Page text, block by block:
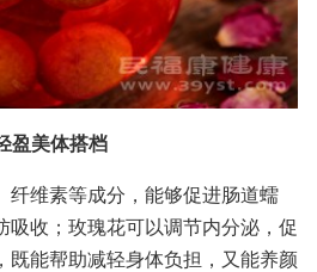
盈美体搭档
纤维素等成分，能够促进肠道蠕
吸收；玫瑰花可以调节内分泌，促
既能帮助减轻身体负担，又能养颜